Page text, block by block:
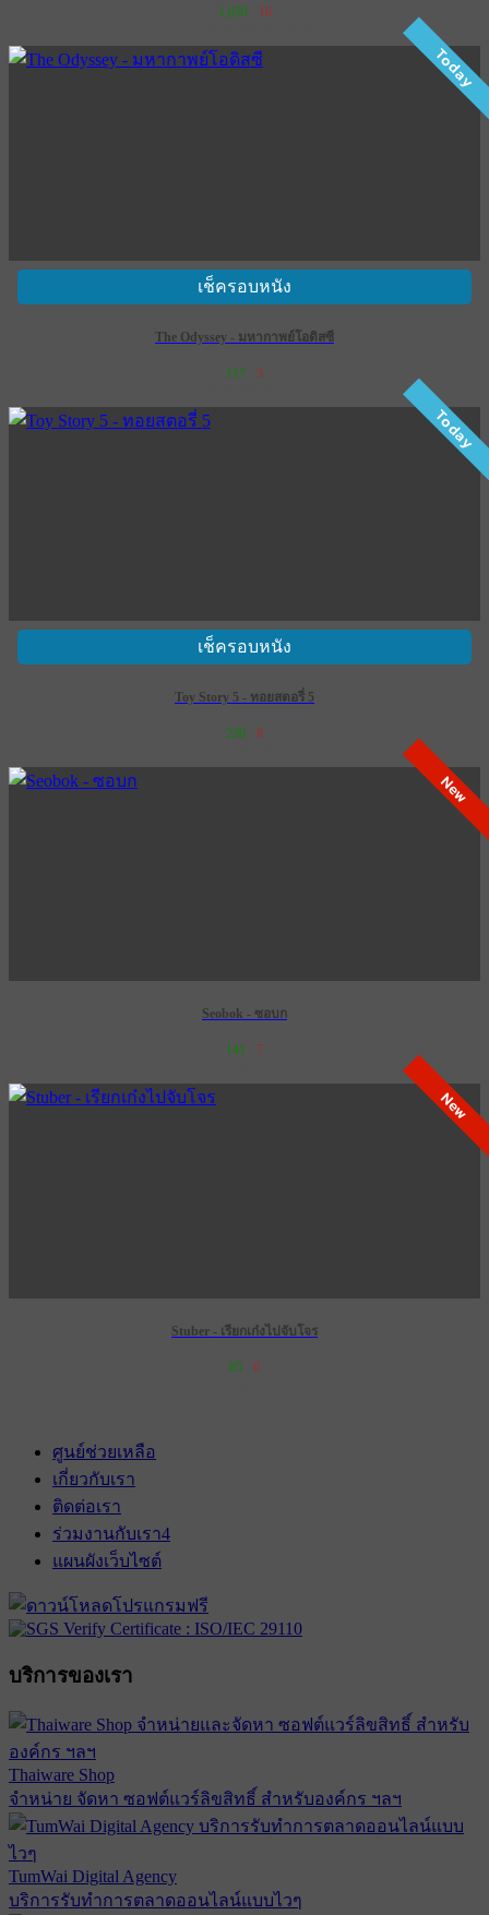
1,059 16
Today
เช็ครอบหนัง
The Odyssey - มหากาพย์โอดิสซี
117 3
Today
เช็ครอบหนัง
Toy Story 5 - ทอยสตอรี่ 5
230 8
New
Seobok - ซอบก
141 7
New
Stuber - เรียกเก๋งไปจับโจร
85 6
ศูนย์ช่วยเหลือ
เกี่ยวกับเรา
ติดต่อเรา
ร่วมงานกับเรา4
แผนผังเว็บไซต์
บริการของเรา
Thaiware Shop
จำหน่าย จัดหา ซอฟต์แวร์ลิขสิทธิ์ สำหรับองค์กร ฯลฯ
TumWai Digital Agency
บริการรับทำการตลาดออนไลน์แบบไวๆ